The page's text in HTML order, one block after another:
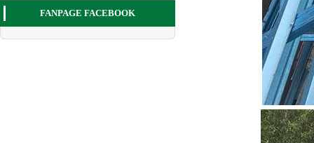
siêu nhẹ nhà anh Thanh
FANPAGE FACEBOOK